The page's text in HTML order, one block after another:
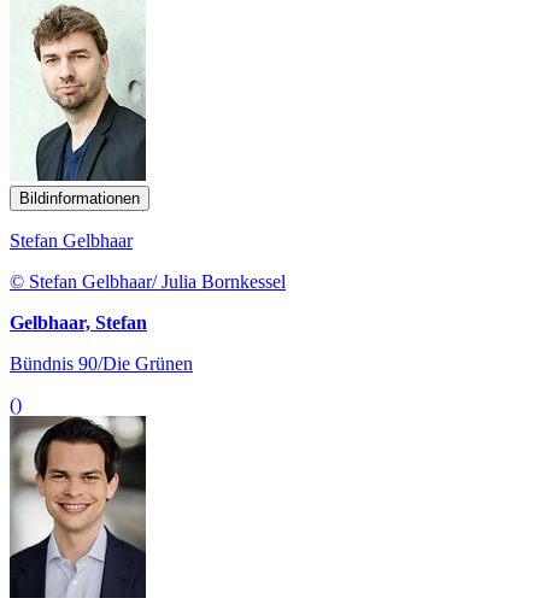
Bildinformationen
Stefan Gelbhaar
© Stefan Gelbhaar/ Julia Bornkessel
Gelbhaar, Stefan
Bündnis 90/Die Grünen
()